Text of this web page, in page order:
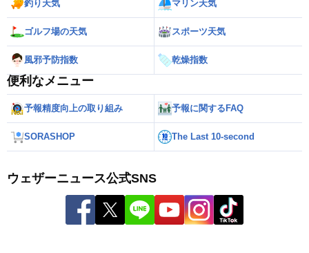
釣り天気 マリン天気
ゴルフ場の天気 スポーツ天気
風邪予防指数 乾燥指数
便利なメニュー
予報精度向上の取り組み 予報に関するFAQ
SORASHOP The Last 10-second
ウェザーニュース公式SNS